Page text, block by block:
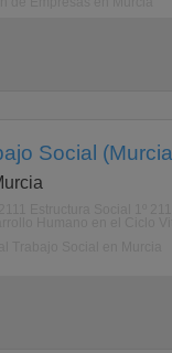
Social